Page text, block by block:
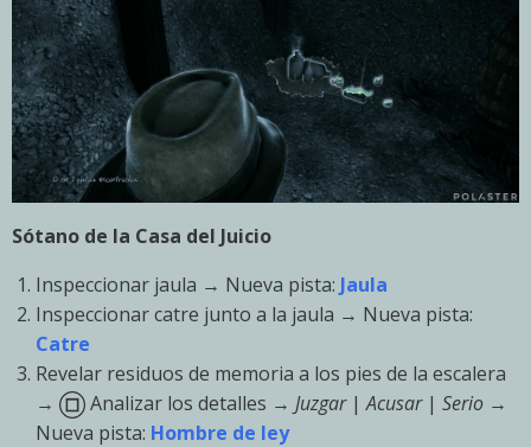
Sótano de la Casa del Juicio
Inspeccionar jaula → Nueva pista: Jaula
Inspeccionar catre junto a la jaula → Nueva pista:
Catre
Revelar residuos de memoria a los pies de la escalera
→
Analizar los detalles → Juzgar|Acusar| Serio →
Nueva pista: Hombre de ley